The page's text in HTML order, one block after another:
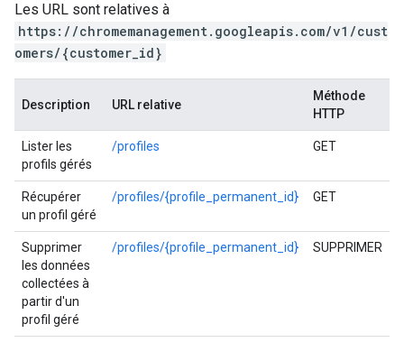
Les URL sont relatives à
https://chromemanagement.googleapis.com/v1/cust
omers/{customer_id}
Description URL relative
Méthode
HTTP
Lister les
profils gérés
/profiles GET
Récupérer
un profil géré
/profiles/{profile_permanent_id} GET
Supprimer
les données
collectées à
partir d'un
profil géré
/profiles/{profile_permanent_id} SUPPRIMER